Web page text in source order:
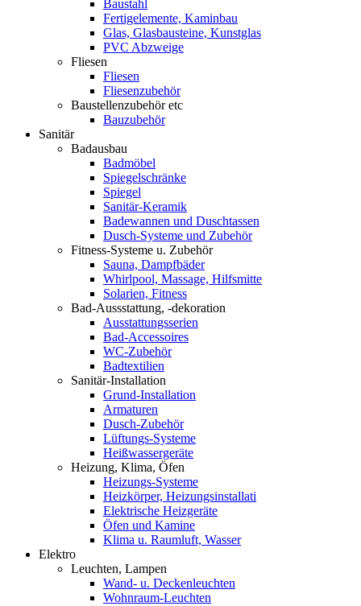
Baustahl
Fertigelemente, Kaminbau
Glas, Glasbausteine, Kunstglas
PVC Abzweige
Fliesen
Fliesen
Fliesenzubehör
Baustellenzubehör etc
Bauzubehör
Sanitär
Badausbau
Badmöbel
Spiegelschränke
Spiegel
Sanitär-Keramik
Badewannen und Duschtassen
Dusch-Systeme und Zubehör
Fitness-Systeme u. Zubehör
Sauna, Dampfbäder
Whirlpool, Massage, Hilfsmitte
Solarien, Fitness
Bad-Aussstattung, -dekoration
Ausstattungsserien
Bad-Accessoires
WC-Zubehör
Badtextilien
Sanitär-Installation
Grund-Installation
Armaturen
Dusch-Zubehör
Lüftungs-Systeme
Heißwassergeräte
Heizung, Klima, Öfen
Heizungs-Systeme
Heizkörper, Heizungsinstallati
Elektrische Heizgeräte
Öfen und Kamine
Klima u. Raumluft, Wasser
Elektro
Leuchten, Lampen
Wand- u. Deckenleuchten
Wohnraum-Leuchten